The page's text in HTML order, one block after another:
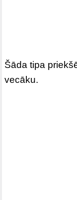
Šāda tipa
vecāku.